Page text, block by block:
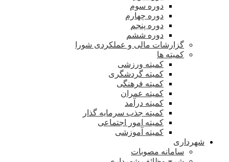
دوره سوم
دوره چهارم
دوره پنجم
دوره ششم
گزارشات مالی و عملکردی شورا
کمیته ها
کمیته ورزشی
کمیته گردشگری
کمیته فرهنگی
کمیته عمران
کمیته درآمد
کمیته جذب سرمایه گذار
کمیته امور اجتماعی
کمیته آموزشی
شهرداری
سامانه مصوبات